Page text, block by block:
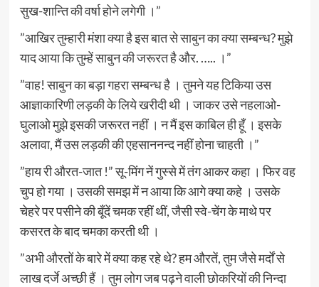
सुख-शान्ति की वर्षा होने लगेगी ।”
”आखिर तुम्हारी मंशा क्या है इस बात से साबुन का क्या सम्बन्ध? मुझे
याद आया कि तुम्हें साबुन की जरूरत है और. ….. ।”
”वाह! साबुन का बड़ा गहरा सम्बन्ध है । तुमने यह टिकिया उस
आज्ञाकारिणी लड़की के लिये खरीदी थी । जाकर उसे नहलाओ-
घुलाओ मुझे इसकी जरूरत नहीं । न मैं इस काबिल ही हूँ । इसके
अलावा, मैं उस लड़की की एहसाननन्द नहीं होना चाहती ।”
”हाय री औरत-जात !” सू-मिंग नें गुस्से में तंग आकर कहा । फिर वह
चुप हो गया । उसकी समझ में न आया कि आगे क्या कहे । उसके
चेहरे पर पसीने की बूँदें चमक रहीं थीं, जैसी स्वे-चेंग के माथे पर
कसरत के बाद चमका करती थी ।
”अभी औरतों के बारे में क्या कह रहे थे? हम औरतें, तुम जैसे मर्दों से
लाख दर्जे अच्छी हैं । तुम लोग जब पढ़ने वाली छोकरियों की निन्दा